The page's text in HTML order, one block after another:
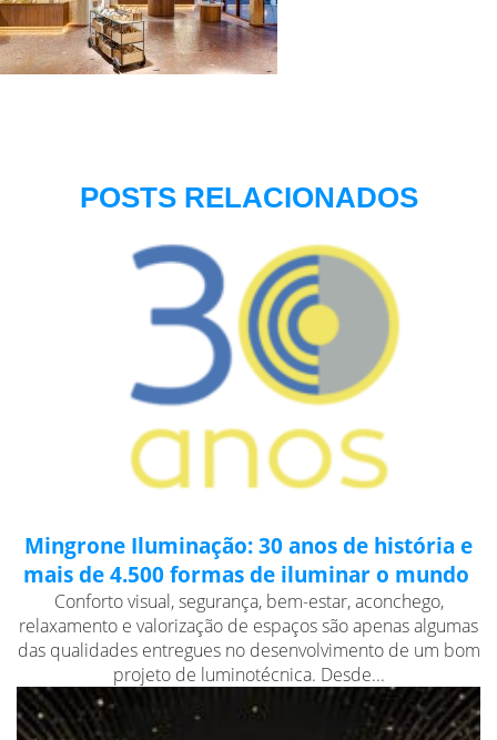
POSTS RELACIONADOS
Mingrone Iluminação: 30 anos de história e
mais de 4.500 formas de iluminar o mundo
Conforto visual, segurança, bem-estar, aconchego,
relaxamento e valorização de espaços são apenas algumas
das qualidades entregues no desenvolvimento de um bom
projeto de luminotécnica. Desde...